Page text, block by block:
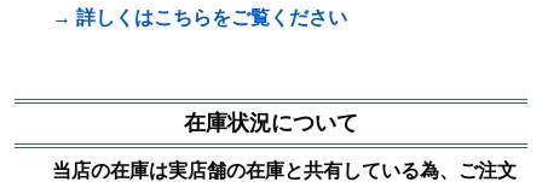
→ 詳しくはこちらをご覧ください
在庫状況について
当店の在庫は実店舗の在庫と共有している為、ご注文